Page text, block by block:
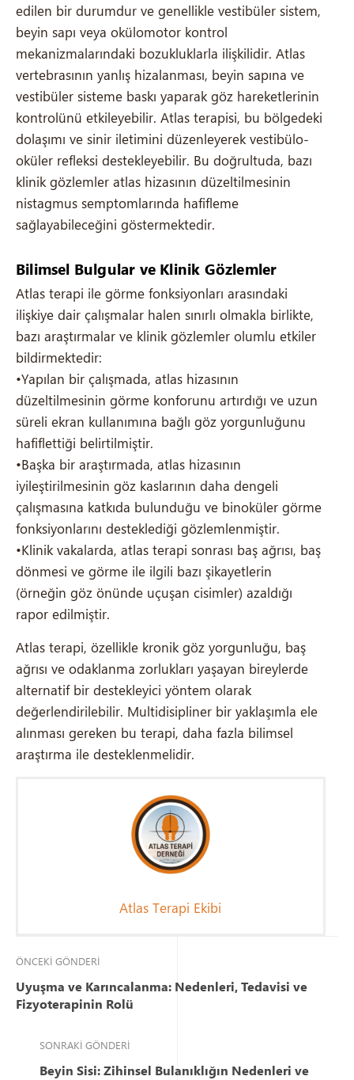
edilen bir durumdur ve genellikle vestibüler sistem,
beyin sapı veya okülomotor kontrol
mekanizmalarındaki bozukluklarla ilişkilidir. Atlas
vertebrasının yanlış hizalanması, beyin sapına ve
vestibüler sisteme baskı yaparak göz hareketlerinin
kontrolünü etkileyebilir. Atlas terapisi, bu bölgedeki
dolaşımı ve sinir iletimini düzenleyerek vestibülo-
oküler refleksi destekleyebilir. Bu doğrultuda, bazı
klinik gözlemler atlas hizasının düzeltilmesinin
nistagmus semptomlarında hafifleme
sağlayabileceğini göstermektedir.
Bilimsel Bulgular ve Klinik Gözlemler
Atlas terapi ile görme fonksiyonları arasındaki
ilişkiye dair çalışmalar halen sınırlı olmakla birlikte,
bazı araştırmalar ve klinik gözlemler olumlu etkiler
bildirmektedir:
•Yapılan bir çalışmada, atlas hizasının
düzeltilmesinin görme konforunu artırdığı ve uzun
süreli ekran kullanımına bağlı göz yorgunluğunu
hafiflettiği belirtilmiştir.
•Başka bir araştırmada, atlas hizasının
iyileştirilmesinin göz kaslarının daha dengeli
çalışmasına katkıda bulunduğu ve binoküler görme
fonksiyonlarını desteklediği gözlemlenmiştir.
•Klinik vakalarda, atlas terapi sonrası baş ağrısı, baş
dönmesi ve görme ile ilgili bazı şikayetlerin
(örneğin göz önünde uçuşan cisimler) azaldığı
rapor edilmiştir.
Atlas terapi, özellikle kronik göz yorgunluğu, baş
ağrısı ve odaklanma zorlukları yaşayan bireylerde
alternatif bir destekleyici yöntem olarak
değerlendirilebilir. Multidisipliner bir yaklaşımla ele
alınması gereken bu terapi, daha fazla bilimsel
araştırma ile desteklenmelidir.
Atlas Terapi Ekibi
ÖNCEKI GÖNDERI
Uyuşma ve Karıncalanma: Nedenleri, Tedavisi ve
Fizyoterapinin Rolü
SONRAKI GÖNDERI
Beyin Sisi: Zihinsel Bulanıklığın Nedenleri ve